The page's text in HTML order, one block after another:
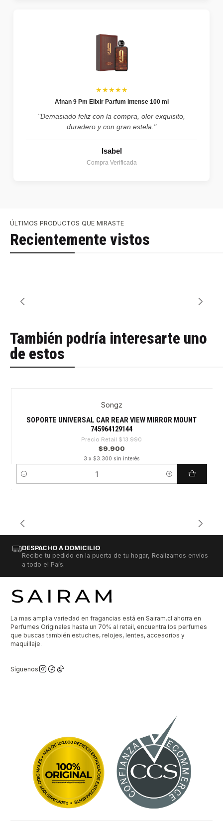
★★★★★
Afnan 9 Pm Elixir Parfum Intense 100 ml
"Demasiado feliz con la compra, olor exquisito,
duradero y con gran estela."
Isabel
Compra Verificada
ÚLTIMOS PRODUCTOS QUE MIRASTE
Recientemente vistos
También podría interesarte uno
de estos
Songz
SOPORTE UNIVERSAL CAR REAR VIEW MIRROR MOUNT
745964129144
Precio Retail $13.990
$9.900
3 x $3.300 sin interés
Cantidad
DESPACHO A DOMICILIO
Recibe tu pedido en la puerta de tu hogar, Realizamos envíos
a todo el País.
La mas amplia variedad en fragancias está en Sairam.cl ahorra en
Perfumes Originales hasta un 70% al retail, encuentra los perfumes
que buscas también estuches, relojes, lentes, accesorios y
maquillaje.
Síguenos